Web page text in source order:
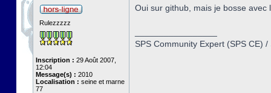
Rulezzzzz
Inscription : 29 Août 2007,
12:04
Message(s) : 2010
Localisation : seine et marne
77
Oui sur github, mais je bosse
SPS Community Expert (SPS CE) /